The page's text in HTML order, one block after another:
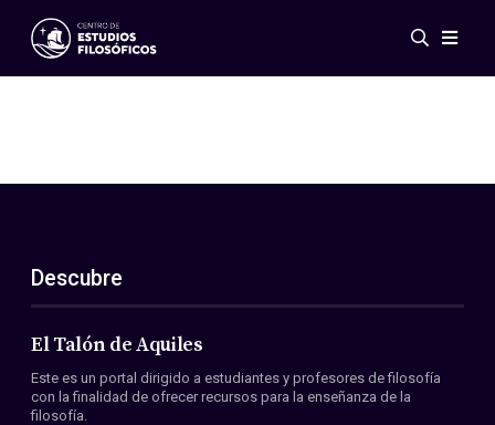
Eventos
ES
EN
Acerca de nosotros
Miembros
Convenios
Descubre
El Talón de Aquiles
Este es un portal dirigido a estudiantes y profesores de filosofía
con la finalidad de ofrecer recursos para la enseñanza de la
filosofía.